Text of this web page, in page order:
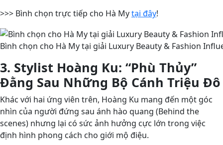
>>> Bình chọn trực tiếp cho Hà Mytại đây!
Bình chọn cho Hà My tại giải Luxury Beauty & Fashion
3. Stylist Hoàng Ku: “Phù Thủy”
Đằng Sau Những Bộ Cánh Triệu Đô
Khác với hai ứng viên trên, Hoàng Ku mang đến một góc
nhìn của người đứng sau ánh hào quang (Behind the
scenes) nhưng lại có sức ảnh hưởng cực lớn trong việc
định hình phong cách cho giới mộ điệu.